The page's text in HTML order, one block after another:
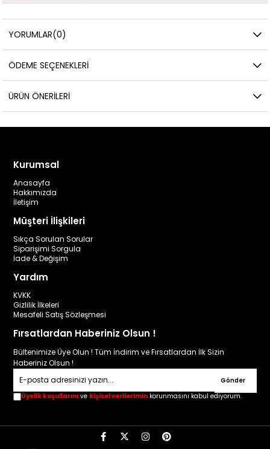
YORUMLAR(0)
ÖDEME SEÇENEKLERI
ÜRÜN ÖNERILERI
Kurumsal
Anasayfa
Hakkımızda
İletişim
Müşteri İlişkileri
Sıkça Sorulan Sorular
Siparişimi Sorgula
İade & Değişim
Yardım
KVKK
Gizlilik İlkeleri
Mesafeli Satış Sözleşmesi
Fırsatlardan Haberiniz Olsun !
Bültenimize Üye Olun ! Tüm İndirim ve Fırsatlardan İlk Sizin
Haberiniz Olsun !
Gönder
Üyelik koşullarını ve kişisel verilerimin korunmasını kabul ediyorum.